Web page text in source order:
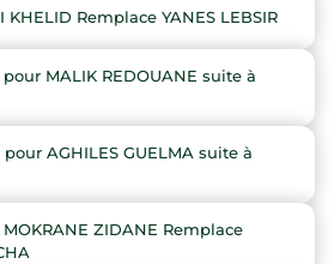
KHELID Remplace YANES LEBSIR
MALIK REDOUANE suite à
AGHILES GUELMA suite à
ZIDANE Remplace